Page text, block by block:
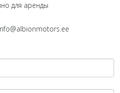
для аренды